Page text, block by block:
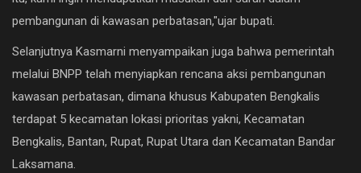
pembangunan di kawasan perbatasan,"ujar bupati.
Selanjutnya Kasmarni menyampaikan juga bahwa pemerintah
melalui BNPP telah menyiapkan rencana aksi pembangunan
kawasan perbatasan, dimana khusus Kabupaten Bengkalis
terdapat 5 kecamatan lokasi prioritas yakni, Kecamatan
Bengkalis, Bantan, Rupat, Rupat Utara dan Kecamatan Bandar
Laksamana.